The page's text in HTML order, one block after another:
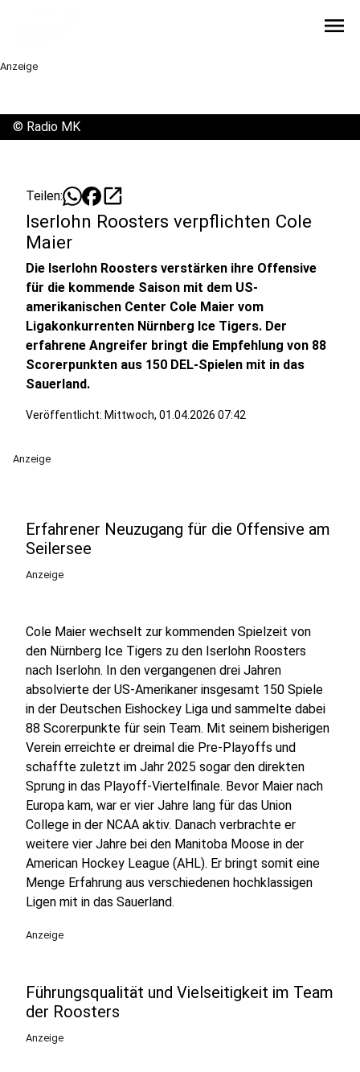
menu
Anzeige
© Radio MK
Teilen: open_in_new
Iserlohn Roosters verpflichten Cole
Maier
Die Iserlohn Roosters verstärken ihre Offensive
für die kommende Saison mit dem US-
amerikanischen Center Cole Maier vom
Ligakonkurrenten Nürnberg Ice Tigers. Der
erfahrene Angreifer bringt die Empfehlung von 88
Scorerpunkten aus 150 DEL-Spielen mit in das
Sauerland.
Veröffentlicht: Mittwoch, 01.04.2026 07:42
Anzeige
Erfahrener Neuzugang für die Offensive am
Seilersee
Anzeige
Cole Maier wechselt zur kommenden Spielzeit von
den Nürnberg Ice Tigers zu den Iserlohn Roosters
nach Iserlohn. In den vergangenen drei Jahren
absolvierte der US-Amerikaner insgesamt 150 Spiele
in der Deutschen Eishockey Liga und sammelte dabei
88 Scorerpunkte für sein Team. Mit seinem bisherigen
Verein erreichte er dreimal die Pre-Playoffs und
schaffte zuletzt im Jahr 2025 sogar den direkten
Sprung in das Playoff-Viertelfinale. Bevor Maier nach
Europa kam, war er vier Jahre lang für das Union
College in der NCAA aktiv. Danach verbrachte er
weitere vier Jahre bei den Manitoba Moose in der
American Hockey League (AHL). Er bringt somit eine
Menge Erfahrung aus verschiedenen hochklassigen
Ligen mit in das Sauerland.
Anzeige
Führungsqualität und Vielseitigkeit im Team
der Roosters
Anzeige